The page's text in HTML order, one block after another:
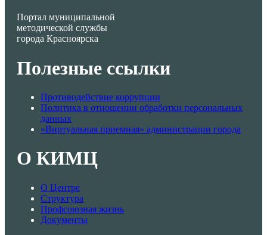
Портал муниципальной
методической службы
города Красноярска
Полезные ссылки
Противодействие коррупции
Политика в отношении обработки персональных
данных
«Виртуальная приемная» администрации города
О КИМЦ
О Центре
Структура
Профсоюзная жизнь
Документы